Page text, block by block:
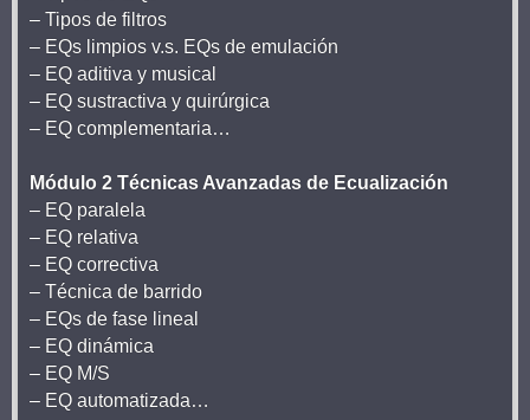
– Tipos de filtros
– EQs limpios v.s. EQs de emulación
– EQ aditiva y musical
– EQ sustractiva y quirúrgica
– EQ complementaria…
Módulo 2 Técnicas Avanzadas de Ecualización
– EQ paralela
– EQ relativa
– EQ correctiva
– Técnica de barrido
– EQs de fase lineal
– EQ dinámica
– EQ M/S
– EQ automatizada…